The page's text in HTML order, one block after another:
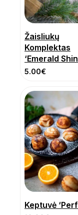
Žaisliukų
Komplektas
‘Emerald
5.00€
Keptuvė